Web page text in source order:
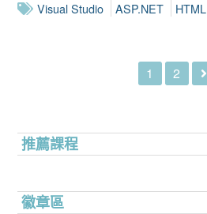
Visual Studio ASP.NET HTML
1 2
推薦課程
徽章區